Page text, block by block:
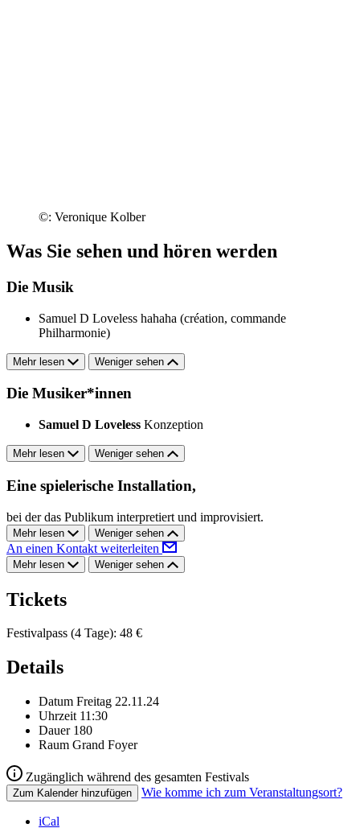
©: Veronique Kolber
Was Sie sehen und hören werden
Die Musik
Samuel D Loveless hahaha (création, commande
Philharmonie)
Mehr lesen Weniger sehen
Die Musiker*innen
Samuel D Loveless Konzeption
Mehr lesen Weniger sehen
Eine spielerische Installation,
bei der das Publikum interpretiert und improvisiert.
Mehr lesen Weniger sehen
An einen Kontakt weiterleiten
Mehr lesen Weniger sehen
Tickets
Festivalpass (4 Tage): 48 €
Details
Datum Freitag 22.11.24
Uhrzeit 11:30
Dauer 180
Raum Grand Foyer
Zugänglich während des gesamten Festivals
Zum Kalender hinzufügen Wie komme ich zum Veranstaltungsort?
iCal